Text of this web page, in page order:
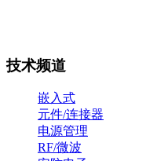
技术频道
嵌入式
元件/连接器
电源管理
RF/微波